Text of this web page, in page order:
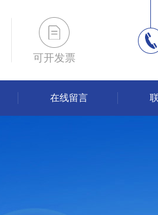
可开发票
在线留言